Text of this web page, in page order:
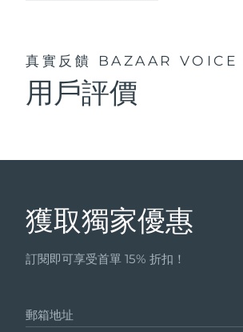
真實反饋 BAZAAR VOICE
用戶評價
獲取獨家優惠
訂閱即可享受首單 15% 折扣！
郵箱地址